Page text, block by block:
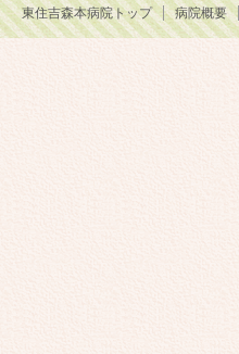
東住吉森本病院トップ 病院概要